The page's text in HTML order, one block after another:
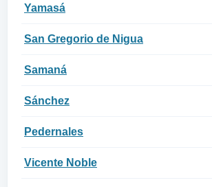
Yamasá
San Gregorio de Nigua
Samaná
Sánchez
Pedernales
Vicente Noble